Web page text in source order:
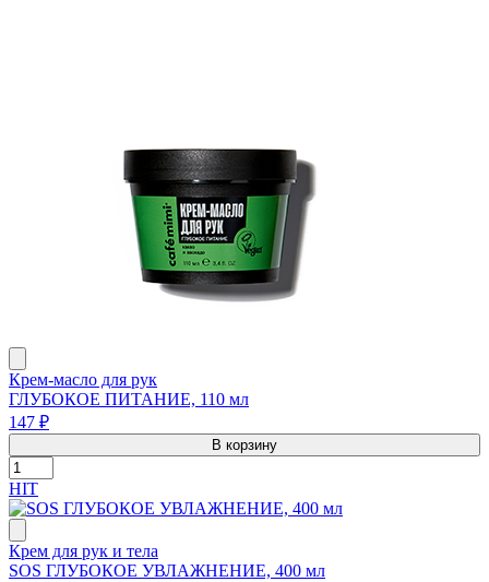
Крем-масло для рук
ГЛУБОКОЕ ПИТАНИЕ, 110 мл
147 ₽
В корзину
HIT
Крем для рук и тела
SOS ГЛУБОКОЕ УВЛАЖНЕНИЕ, 400 мл